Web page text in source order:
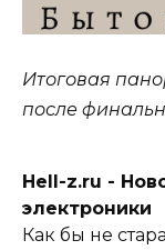
Итоговая
после
Hell-z.ru -
электроники
Как бы не